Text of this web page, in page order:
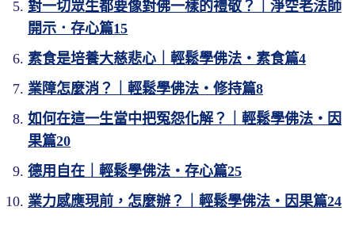
對一切眾生都要像對佛一樣的禮敬？｜淨空老法師
開示．存心篇15
素食是培養大慈悲心｜輕鬆學佛法・素食篇4
業障怎麼消？｜輕鬆學佛法・修持篇8
如何在這一生當中把冤怨化解？｜輕鬆學佛法・因
果篇20
德用自在｜輕鬆學佛法・存心篇25
業力感應現前，怎麼辦？｜輕鬆學佛法・因果篇24